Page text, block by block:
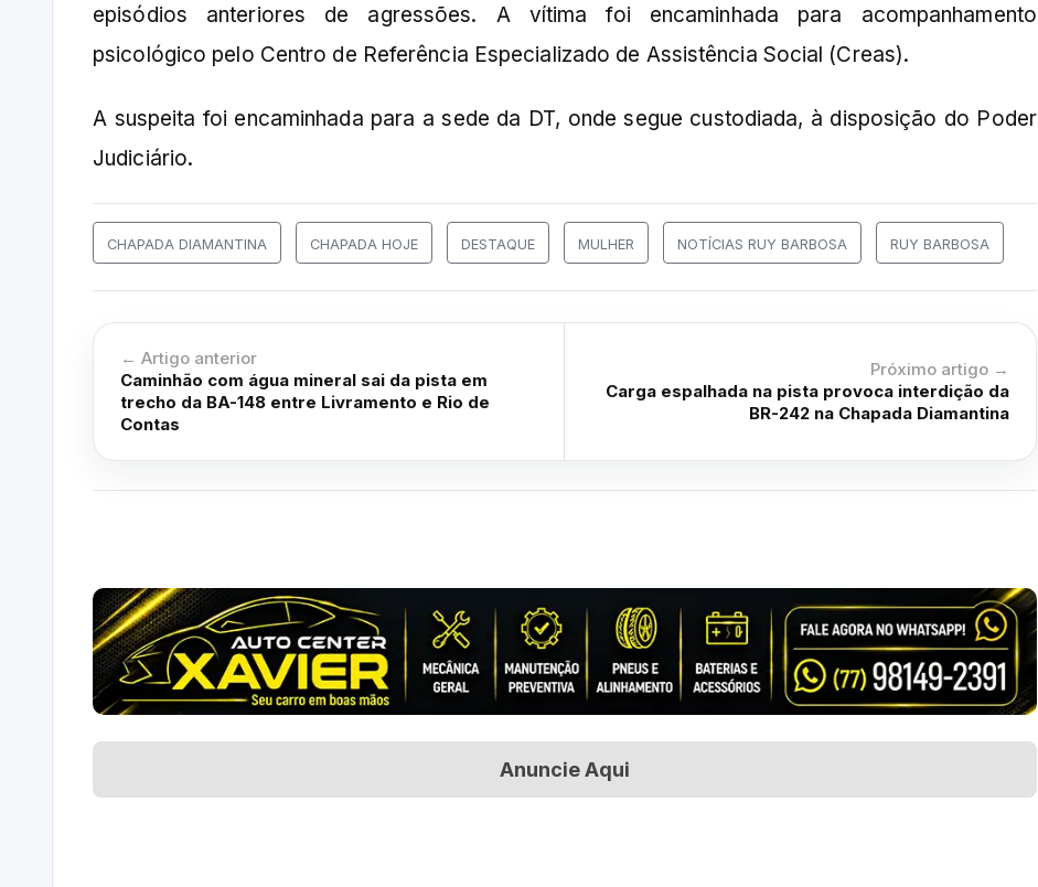
episódios anteriores de agressões. A vítima foi encaminhada para acompanhamento
psicológico pelo Centro de Referência Especializado de Assistência Social (Creas).
A suspeita foi encaminhada para a sede da DT, onde segue custodiada, à disposição do Poder
Judiciário.
CHAPADA DIAMANTINA CHAPADA HOJE DESTAQUE MULHER NOTÍCIAS RUY BARBOSA RUY BARBOSA
← Artigo anterior
Caminhão com água mineral sai da pista em
trecho da BA-148 entre Livramento e Rio de
Contas
Próximo artigo →
Carga espalhada na pista provoca interdição da
BR-242 na Chapada Diamantina
Anuncie Aqui